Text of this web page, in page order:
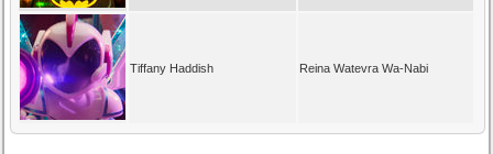
Tiffany Haddish Reina Watevra Wa-Nabi